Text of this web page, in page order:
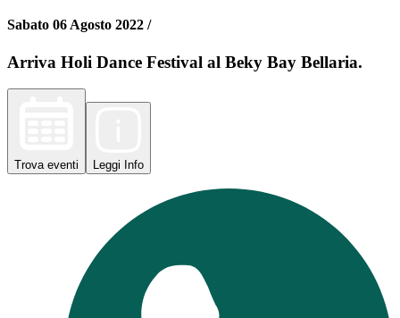
Sabato 06 Agosto 2022 /
Arriva Holi Dance Festival al Beky Bay Bellaria.
Trova eventi Leggi Info